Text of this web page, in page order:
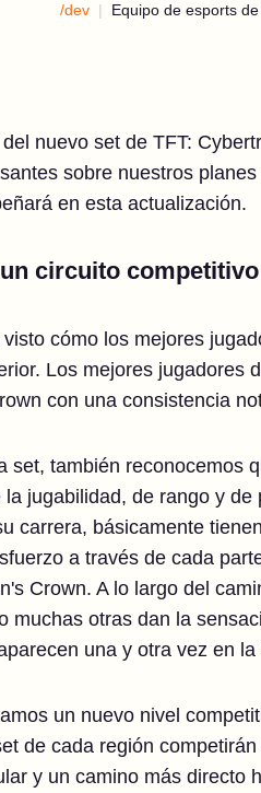
/dev Equipo de esports
nuevo set de TFT:
sobre nuestros
en esta actualización.
circuito
cómo los mejores
Los mejores jugadores
con una consistencia
set, también reconocemos
jugabilidad, de rango y
carrera, básicamente
a través de cada
Crown. A lo largo del
muchas otras dan la
una y otra vez en
un nuevo nivel
de cada región
y un camino más directo